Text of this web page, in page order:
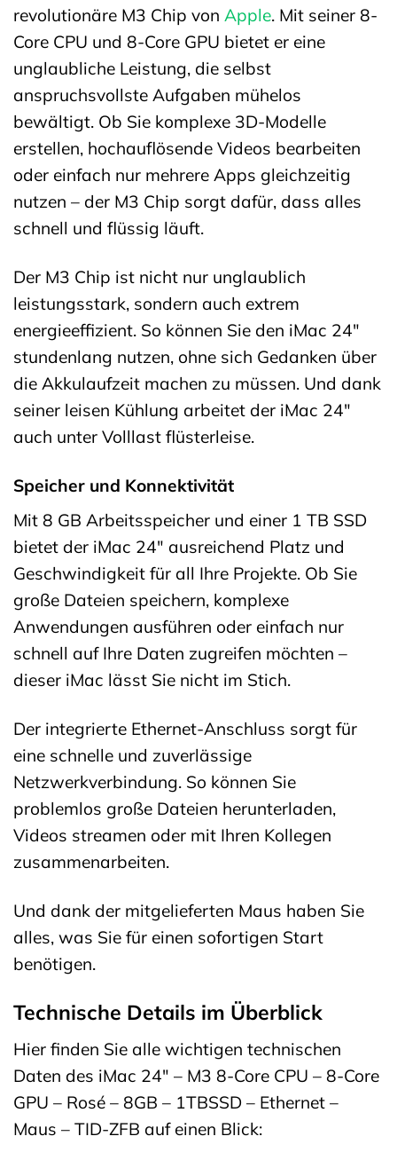
revolutionäre M3 Chip von Apple. Mit seiner 8-
Core CPU und 8-Core GPU bietet er eine
unglaubliche Leistung, die selbst
anspruchsvollste Aufgaben mühelos
bewältigt. Ob Sie komplexe 3D-Modelle
erstellen, hochauflösende Videos bearbeiten
oder einfach nur mehrere Apps gleichzeitig
nutzen – der M3 Chip sorgt dafür, dass alles
schnell und flüssig läuft.
Der M3 Chip ist nicht nur unglaublich
leistungsstark, sondern auch extrem
energieeffizient. So können Sie den iMac 24″
stundenlang nutzen, ohne sich Gedanken über
die Akkulaufzeit machen zu müssen. Und dank
seiner leisen Kühlung arbeitet der iMac 24″
auch unter Volllast flüsterleise.
Speicher und Konnektivität
Mit 8 GB Arbeitsspeicher und einer 1 TB SSD
bietet der iMac 24″ ausreichend Platz und
Geschwindigkeit für all Ihre Projekte. Ob Sie
große Dateien speichern, komplexe
Anwendungen ausführen oder einfach nur
schnell auf Ihre Daten zugreifen möchten –
dieser iMac lässt Sie nicht im Stich.
Der integrierte Ethernet-Anschluss sorgt für
eine schnelle und zuverlässige
Netzwerkverbindung. So können Sie
problemlos große Dateien herunterladen,
Videos streamen oder mit Ihren Kollegen
zusammenarbeiten.
Und dank der mitgelieferten Maus haben Sie
alles, was Sie für einen sofortigen Start
benötigen.
Technische Details im Überblick
Hier finden Sie alle wichtigen technischen
Daten des iMac 24″ – M3 8-Core CPU – 8-Core
GPU – Rosé – 8GB – 1TBSSD – Ethernet –
Maus – TID-ZFB auf einen Blick: